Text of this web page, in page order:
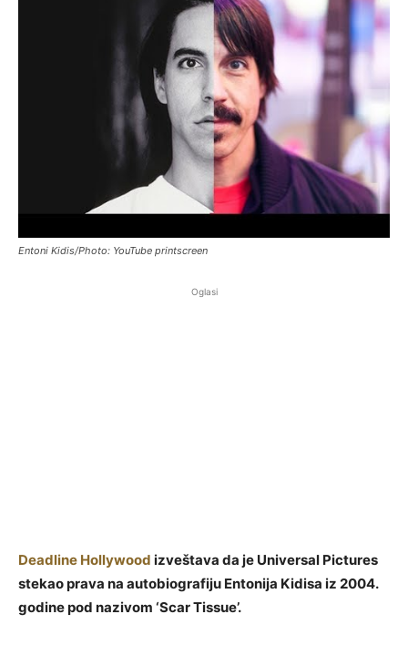
Entoni Kidis/Photo: YouTube printscreen
Oglasi
Deadline Hollywood izveštava da je Universal Pictures
stekao prava na autobiografiju Entonija Kidisa iz 2004.
godine pod nazivom ‘Scar Tissue’.